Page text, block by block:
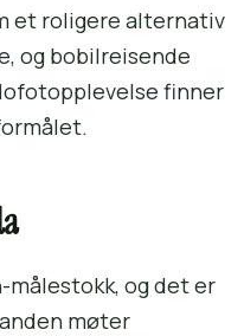
et roligere alternativ
og bobilreisende
finner
og det er
møter